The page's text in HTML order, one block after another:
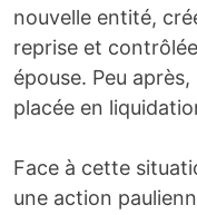
nouvelle entité,
reprise et
épouse. Peu
placée en
Face à cette
une action